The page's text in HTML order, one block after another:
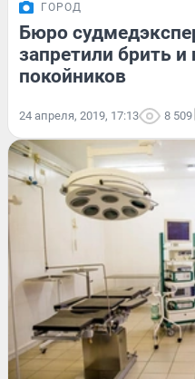
ГОРОД
Бюро
запретили брить
покойников
24 апреля, 2019, 17:13 8 509